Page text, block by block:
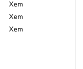
Xem
Xem
Xem